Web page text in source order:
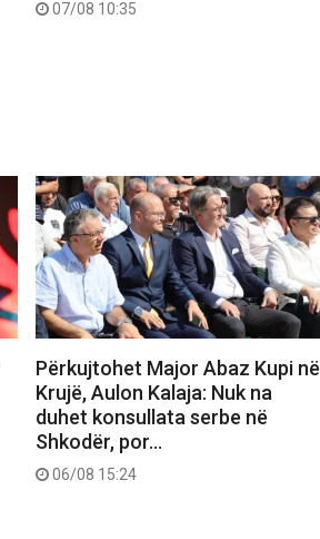
07/08 10:35
Përkujtohet Major Abaz Kupi në
Krujë, Aulon Kalaja: Nuk na
duhet konsullata serbe në
Shkodër, por…
06/08 15:24